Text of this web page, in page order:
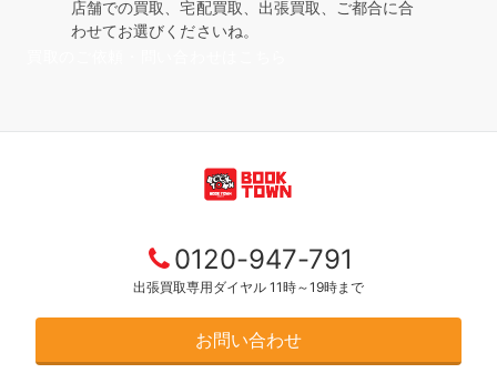
店舗での買取、宅配買取、出張買取、ご都合に合
わせてお選びくださいね。
0120-947-791
出張買取専用ダイヤル 11時～19時まで
お問い合わせ